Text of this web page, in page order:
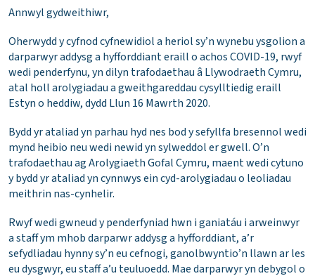
Annwyl gydweithiwr,
Oherwydd y cyfnod cyfnewidiol a heriol sy’n wynebu ysgolion a
darparwyr addysg a hyfforddiant eraill o achos COVID-19, rwyf
wedi penderfynu, yn dilyn trafodaethau â Llywodraeth Cymru,
atal holl arolygiadau a gweithgareddau cysylltiedig eraill
Estyn o heddiw, dydd Llun 16 Mawrth 2020.
Bydd yr ataliad yn parhau hyd nes bod y sefyllfa bresennol wedi
mynd heibio neu wedi newid yn sylweddol er gwell. O’n
trafodaethau ag Arolygiaeth Gofal Cymru, maent wedi cytuno
y bydd yr ataliad yn cynnwys ein cyd-arolygiadau o leoliadau
meithrin nas-cynhelir.
Rwyf wedi gwneud y penderfyniad hwn i ganiatáu i arweinwyr
a staff ym mhob darparwr addysg a hyfforddiant, a’r
sefydliadau hynny sy’n eu cefnogi, ganolbwyntio’n llawn ar les
eu dysgwyr, eu staff a’u teuluoedd. Mae darparwyr yn debygol o